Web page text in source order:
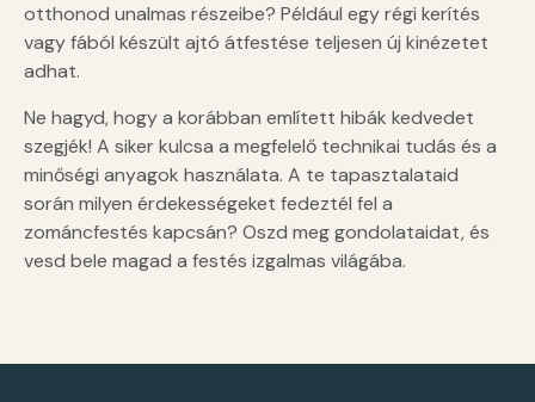
otthonod unalmas részeibe? Például egy régi kerítés
vagy fából készült ajtó átfestése teljesen új kinézetet
adhat.
Ne hagyd, hogy a korábban említett hibák kedvedet
szegjék! A siker kulcsa a megfelelő technikai tudás és a
minőségi anyagok használata. A te tapasztalataid
során milyen érdekességeket fedeztél fel a
zománcfestés kapcsán? Oszd meg gondolataidat, és
vesd bele magad a festés izgalmas világába.